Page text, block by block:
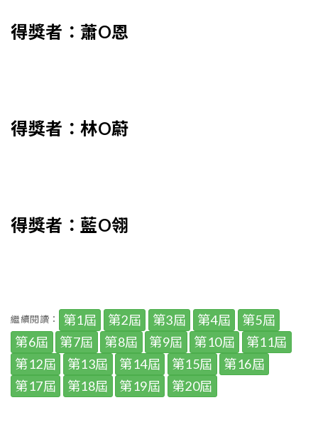
得獎者：蕭O恩
得獎者：林O蔚
得獎者：藍O翎
繼續閱讀： 第1屆 第2屆 第3屆 第4屆
第5屆
第6屆
第7屆 第8屆 第9屆 第10屆
第11屆
第12屆
第13屆 第14屆 第15屆
第16屆
第17屆
第18屆 第19屆 第20屆